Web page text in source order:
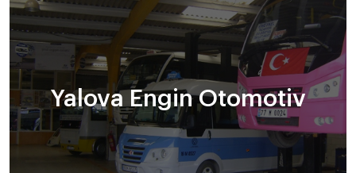
Yalova Engin Otomotiv